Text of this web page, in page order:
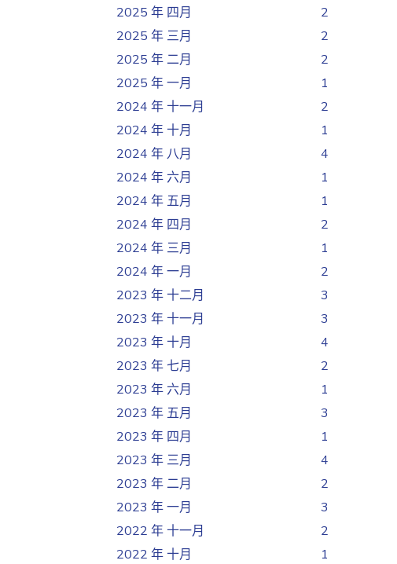
2025 年 四月
2
2025 年 三月
2
2025 年 二月
2
2025 年 一月
1
2024 年 十一月
2
2024 年 十月
1
2024 年 八月
4
2024 年 六月
1
2024 年 五月
1
2024 年 四月
2
2024 年 三月
1
2024 年 一月
2
2023 年 十二月
3
2023 年 十一月
3
2023 年 十月
4
2023 年 七月
2
2023 年 六月
1
2023 年 五月
3
2023 年 四月
1
2023 年 三月
4
2023 年 二月
2
2023 年 一月
3
2022 年 十一月
2
2022 年 十月
1